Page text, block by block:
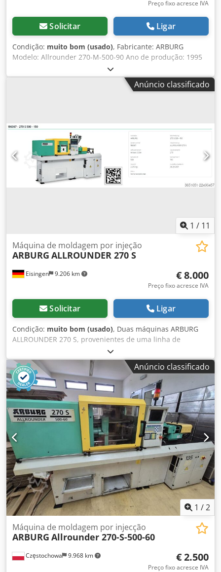
Preço fixo acresce IVA
Solicitar Ligar
Condição: muito bom (usado), Fabricante: ARBURG
Modelo: Allrounder 270-M-500-90 Ano de produção: 1995
Dcodpfjx Eitbox Ag Tek Número de série: 164822 Sistema
de controle: Unidade de controle: Arburg Multronica
Unidade de injeção: Tipo de injeção: vertical (unidade de
Divisor de canaleta: calha divisora / calha de seleção
Proteção: gabinete de proteção completo (enclosure)
Anúncio classificado
1 / 11
Eisingen 9.206 km
Máquina de moldagem por injeção
ARBURG ALLROUNDER 270 S
€ 8.000
Preço fixo acresce IVA
Solicitar Ligar
Condição: muito bom (usado), Duas máquinas ARBURG
ALLROUNDER 270 S, provenientes de uma linha de
produção em ambiente de sala limpa. Em perfeitas
condições! Dcedpfx Agszrvhlo Tek Preço para as duas
máquinas: apenas 16.000 €.
Anúncio classificado
1 /2
Częstochowa 9.968 km
Máquina de moldagem por injecção
ARBURG Allrounder 270-S-500-60
€ 2.500
Preço fixo acresce IVA